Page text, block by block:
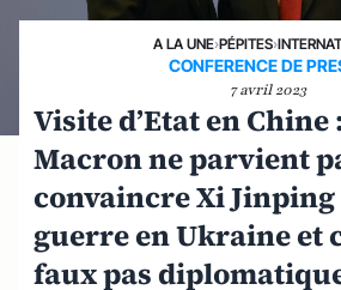
A LA UNE›PÉPITES›
CONFERENCE DE
7 avril 2023
Visite d’Etat en
Macron ne parvient
convaincre Xi
guerre en Ukraine et
faux pas